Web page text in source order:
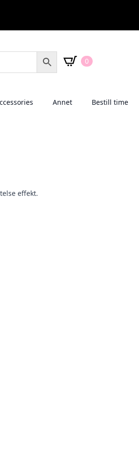
0
Annet Bestill time
effekt.